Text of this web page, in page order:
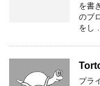
を書
のブ
をし
プラ